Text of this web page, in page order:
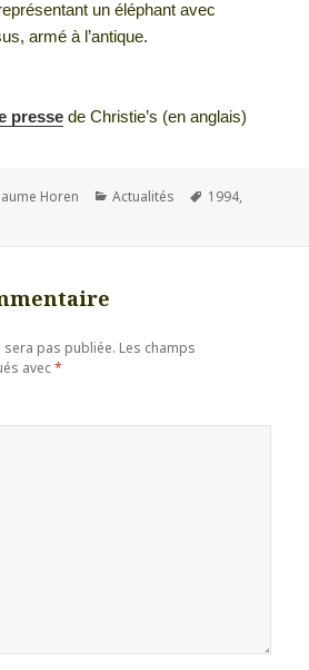
un éléphant avec
armé à l’antique.
presse de Christie’s (en anglais)
Horen Catégories
Actualités
Mots-
1994,
pas publiée. Les champs
avec*